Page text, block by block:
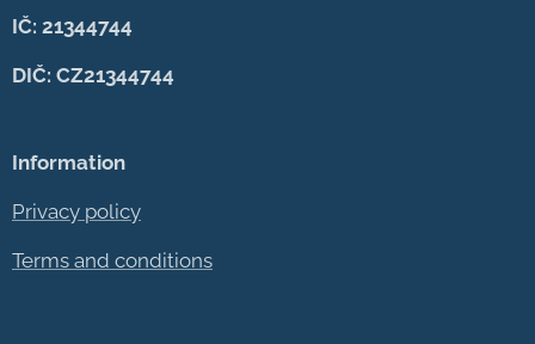
IČ: 21344744
DIČ: CZ21344744
Information
Privacy policy
Terms and conditions